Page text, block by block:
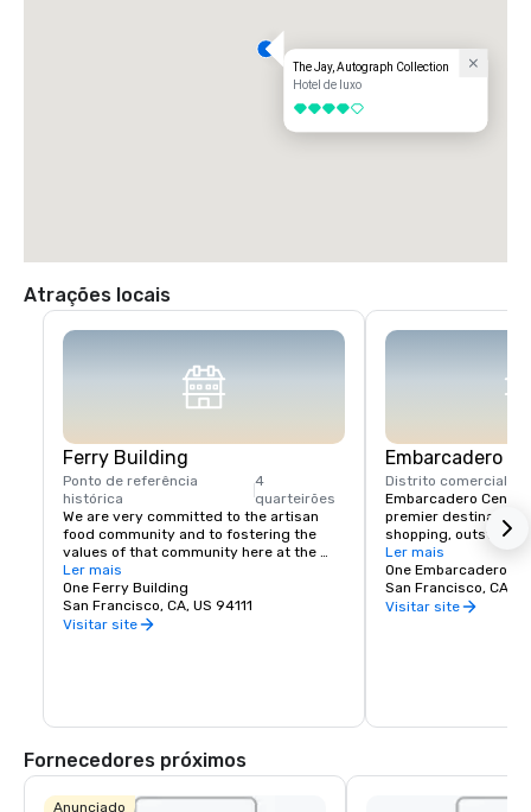
The Jay, Autograph Collection
Hotel de luxo
4 de 5
Atrações locais
Ferry Building
Ponto de referência
histórica
4
quarteirões
We are very committed to the artisan
food community and to fostering the
values of that community here at the
Ferry Building. We envision the Ferry
Building Marketplace as a vibrant
gathering of local farmers, artisan
producers, and independently owned
Showcase small regional producers that
practice traditional farming or
production techniques and who develop
customers.
Ler mais
One Ferry Building
San Francisco, CA, US 94111
Visitar site
Embarcadero
Distrito comercial
Embarcadero Center
premier destination
shopping,
popular local events.
to explore our
independent film
other on-site
Ler mais
One Embarcadero
San Francisco, CA,
Visitar site
Fornecedores próximos
Anunciado